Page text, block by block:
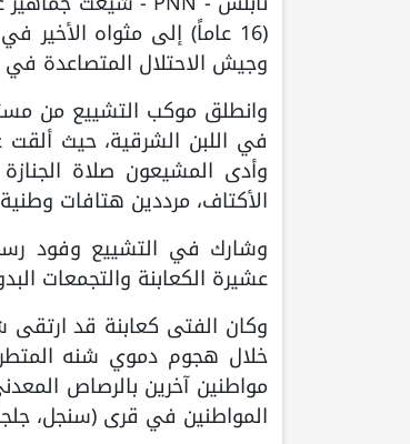
(16 عاماً) إلى مثواه
وجيش الاحتلال المتصاعدة في
وانطلق موكب التشييع من
في اللبن الشرقية، حيث ألقت
وأدى المشيعون صلاة
الأكتاف، مرددين هتافات
وشارك في التشييع وفود
عشيرة الكعابنة والتجمعات
وكان الفتى كعابنة قد ارتقى
مواطنين آخرين بالرصاص
المواطنين في قرى (سنجل،